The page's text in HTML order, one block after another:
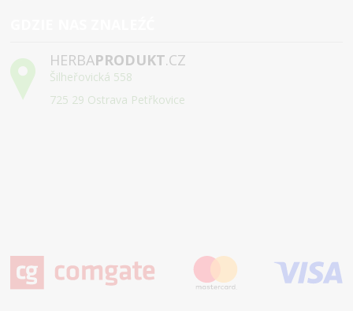
HERBAPRODUKT.CZ
Šilheřovická 558
725 29 Ostrava Petřkovice